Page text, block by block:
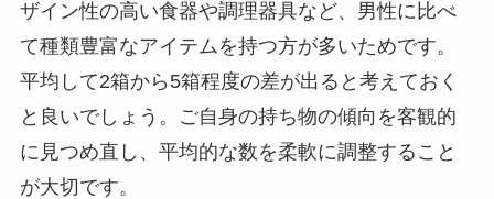
ザイン性の高い食器や調理器具など、男性に比べ
て種類豊富なアイテムを持つ方が多いためです。
平均して2箱から5箱程度の差が出ると考えておく
と良いでしょう。ご自身の持ち物の傾向を客観的
に見つめ直し、 平均的な数を柔軟に調整する こと
が大切です。